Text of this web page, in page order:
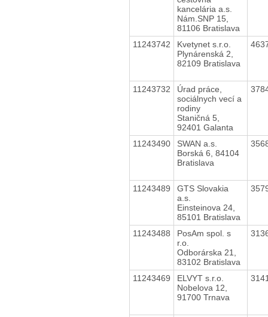
kancelária a.s.
Nám.SNP 15,
81106 Bratislava
11243742
Kvetynet s.r.o.
Plynárenská 2,
82109 Bratislava
11243732
Úrad práce,
sociálnych vecí a
rodiny
Staničná 5,
92401 Galanta
11243490
SWAN a.s.
Borská 6, 84104
Bratislava
11243489
GTS Slovakia
a.s.
Einsteinova 24,
85101 Bratislava
11243488
PosAm spol. s
r.o.
Odborárska 21,
83102 Bratislava
11243469
ELVYT s.r.o.
Nobelova 12,
91700 Trnava